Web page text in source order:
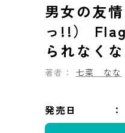
男女の友
っ!!）
られなく
著者： 七菜 なな
発売日